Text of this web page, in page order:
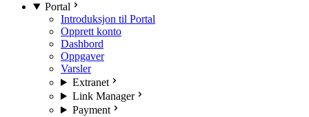
Portal
Introduksjon til Portal
Opprett konto
Dashbord
Oppgaver
Varsler
Extranet
Link Manager
Payment